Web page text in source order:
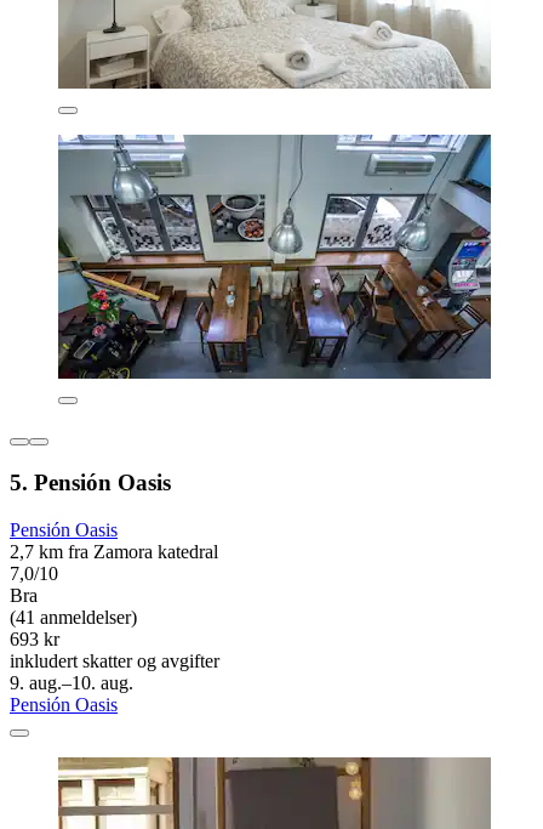
5. Pensión Oasis
Pensión Oasis
2,7 km fra Zamora katedral
7,0/10
Bra
(41 anmeldelser)
693 kr
inkludert skatter og avgifter
9. aug.–10. aug.
Pensión Oasis